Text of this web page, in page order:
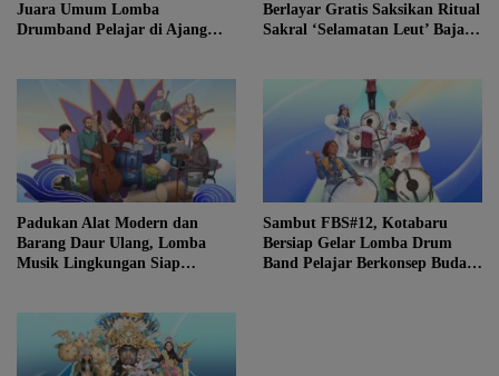
Juara Umum Lomba
Drumband Pelajar di Ajang
Berlayar Gratis Saksikan Ritual
Sakral ‘Selamatan Leut’ Bajau
Padukan Alat Modern dan
Barang Daur Ulang, Lomba
Musik Lingkungan Siap
Sambut FBS#12, Kotabaru
Bersiap Gelar Lomba Drum
Band Pelajar Berkonsep Budaya